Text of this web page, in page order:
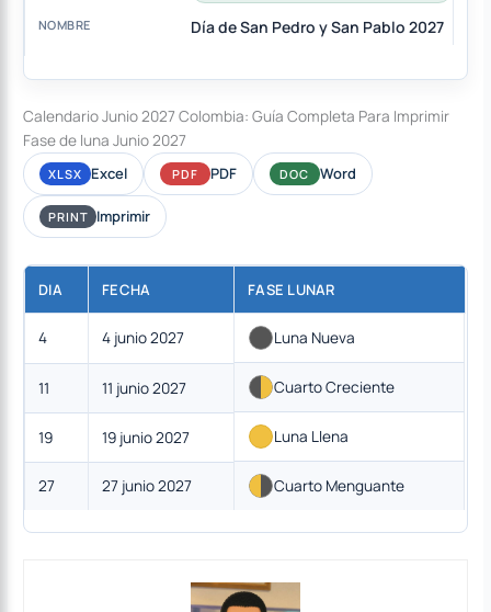
Día de San Pedro y San Pablo 2027
Calendario Junio 2027 Colombia: Guía Completa Para Imprimir
Fase de luna Junio 2027
XLSX Excel PDF PDF DOC Word
PRINT Imprimir
DIA FECHA FASE LUNAR
4 4 junio 2027 Luna Nueva
11 11 junio 2027 Cuarto Creciente
19 19 junio 2027 Luna Llena
27 27 junio 2027 Cuarto Menguante